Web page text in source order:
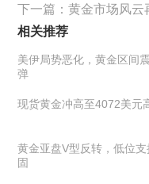
下一篇：黄金市场风云再起
相关推荐
美伊局势恶化，黄金区间
弹
现货黄金冲高至4072美元
黄金亚盘V型反转，低位支
固